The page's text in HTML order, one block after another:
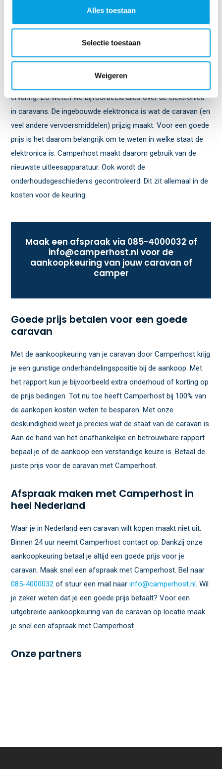
Alles toestaan
Selectie toestaan
Weigeren
Ondersteuning en advies op locatie
ervaring. Zo weten we bijvoorbeeld alles over de elektronica
in caravans. De ingebouwde elektronica is wat de caravan (en
veel andere vervoersmiddelen) prijzig maakt. Voor een goede
prijs is het daarom belangrijk om te weten in welke staat de
elektronica is. Camperhost maakt daarom gebruik van de
nieuwste uitleesapparatuur. Ook wordt de
onderhoudsgeschiedenis gecontroleerd. Dit zit allemaal in de
kosten voor de keuring.
Maak een afspraak via 085-4000032 of
info@camperhost.nl voor de
aankoopkeuring van jouw caravan of
camper
Goede prijs betalen voor een goede
caravan
Met de aankoopkeuring van je caravan door Camperhost krijg
je een gunstige onderhandelingspositie bij de aankoop. Met
het rapport kun je bijvoorbeeld extra onderhoud of korting op
de prijs bedingen. Tot nu toe heeft Camperhost bij 100% van
de aankopen kosten weten te besparen. Met onze
deskundigheid weet je precies wat de staat van de caravan is.
Aan de hand van het onafhankelijke en betrouwbare rapport
bepaal je of de aankoop een verstandige keuze is. Betaal de
juiste prijs voor de caravan met Camperhost.
Afspraak maken met Camperhost in
heel Nederland
Waar je in Nederland een caravan wilt kopen maakt niet uit.
Binnen 24 uur neemt Camperhost contact op. Dankzij onze
aankoopkeuring betaal je altijd een goede prijs voor je
caravan. Maak snel een afspraak met Camperhost. Bel naar
085-4000032 of stuur een mail naarinfo@camperhost.nl. Wil
je zeker weten dat je een goede prijs betaalt? Voor een
uitgebreide aankoopkeuring van de caravan op locatie maak
je snel een afspraak met Camperhost.
Onze partners